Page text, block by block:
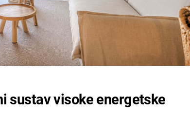
sustav visoke energetske